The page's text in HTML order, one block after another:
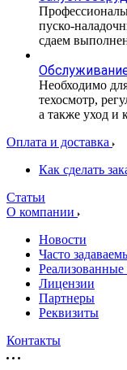
пуско-
сдаем
Необходимо
техосмотр,
а также уход и
Оплата и доставка
Как сделать
Статьи
О компании
Новости
Часто
Лицензии
Партнеры
Реквизиты
Контакты